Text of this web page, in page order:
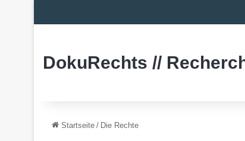
DokuRechts //
Startseite / Die Rechte